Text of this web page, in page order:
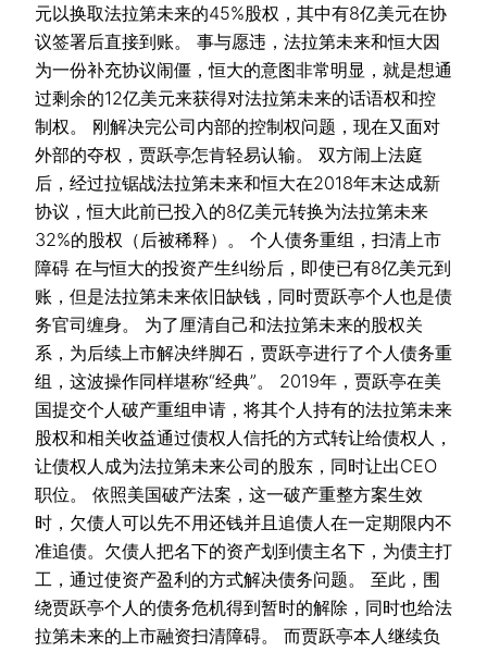
元以换取法拉第未来的45%股权，其中有8亿美元在协
议签署后直接到账。 事与愿违，法拉第未来和恒大因
为一份补充协议闹僵，恒大的意图非常明显，就是想通
过剩余的12亿美元来获得对法拉第未来的话语权和控
制权。 刚解决完公司内部的控制权问题，现在又面对
外部的夺权，贾跃亭怎肯轻易认输。 双方闹上法庭
后，经过拉锯战法拉第未来和恒大在2018年末达成新
协议，恒大此前已投入的8亿美元转换为法拉第未来
32%的股权（后被稀释）。 个人债务重组，扫清上市
障碍 在与恒大的投资产生纠纷后，即使已有8亿美元到
账，但是法拉第未来依旧缺钱，同时贾跃亭个人也是债
务官司缠身。 为了厘清自己和法拉第未来的股权关
系，为后续上市解决绊脚石，贾跃亭进行了个人债务重
组，这波操作同样堪称“经典”。 2019年，贾跃亭在美
国提交个人破产重组申请，将其个人持有的法拉第未来
股权和相关收益通过债权人信托的方式转让给债权人，
让债权人成为法拉第未来公司的股东，同时让出CEO
职位。 依照美国破产法案，这一破产重整方案生效
时，欠债人可以先不用还钱并且追债人在一定期限内不
准追债。欠债人把名下的资产划到债主名下，为债主打
工，通过使资产盈利的方式解决债务问题。 至此，围
绕贾跃亭个人的债务危机得到暂时的解除，同时也给法
拉第未来的上市融资扫清障碍。 而贾跃亭本人继续负